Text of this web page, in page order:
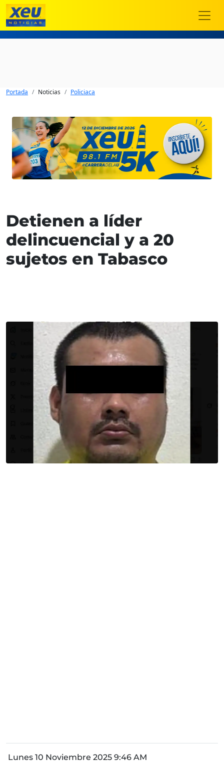
Portada Noticias Policiaca
Detienen a líder
delincuencial y a 20
sujetos en Tabasco
Lunes 10 Noviembre 2025 9:46 AM